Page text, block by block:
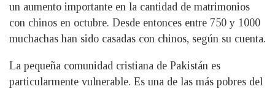
un aumento importante en la cantidad de matrimonios
con chinos en octubre. Desde entonces entre 750 y 1000
muchachas han sido casadas con chinos, según su cuenta.
La pequeña comunidad cristiana de Pakistán es
particularmente vulnerable. Es una de las más pobres del